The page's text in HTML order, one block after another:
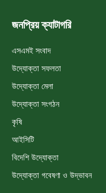
জনপ্রিয় ক্যাটাগরি
এসএমই সংবাদ
উদ্যোক্তা সফলতা
উদ্যোক্তা মেলা
উদ্যোক্তা সংগঠন
কৃষি
আইসিটি
বিদেশি উদ্যোক্তা
উদ্যোক্তা গবেষণা ও উদ্ভাবন